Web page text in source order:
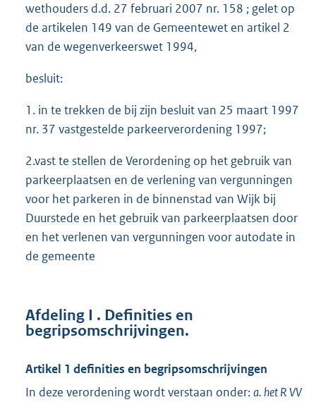
wethouders d.d. 27 februari 2007 nr. 158 ; gelet op
de artikelen 149 van de Gemeentewet en artikel 2
van de wegenverkeerswet 1994,
besluit:
1. in te trekken de bij zijn besluit van 25 maart 1997
nr. 37 vastgestelde parkeerverordening 1997;
2.vast te stellen de Verordening op het gebruik van
parkeerplaatsen en de verlening van vergunningen
voor het parkeren in de binnenstad van Wijk bij
Duurstede en het gebruik van parkeerplaatsen door
en het verlenen van vergunningen voor autodate in
de gemeente
Afdeling I . Definities en
begripsomschrijvingen.
Artikel 1 definities en begripsomschrijvingen
In deze verordening wordt verstaan onder:a. het R VV